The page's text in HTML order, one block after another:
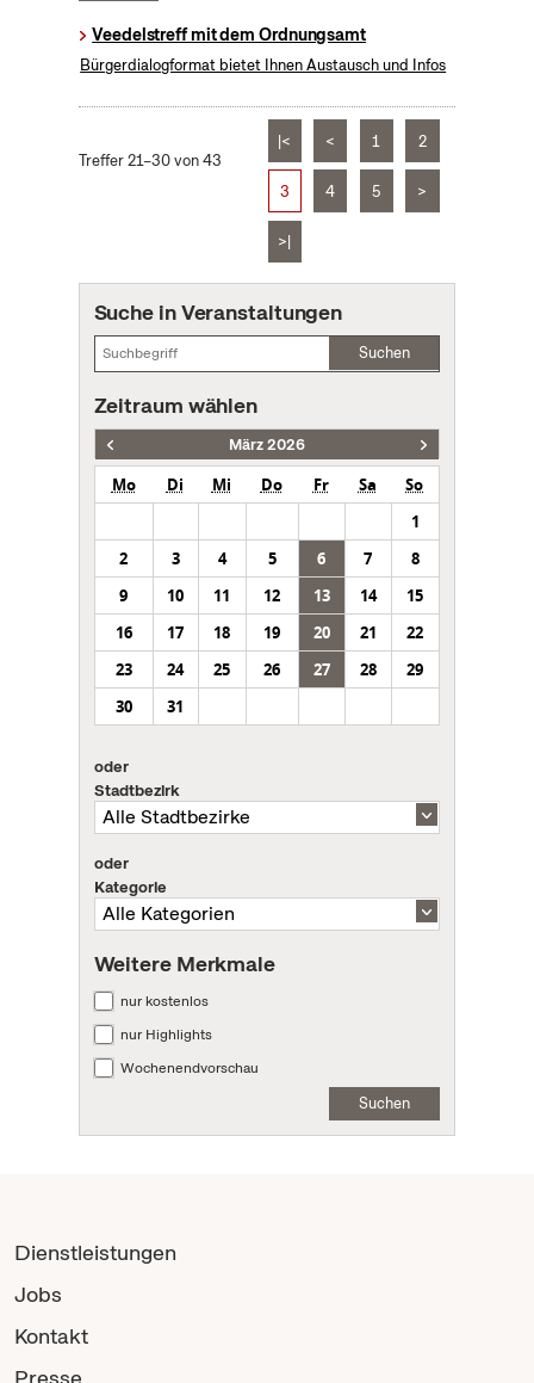
Veedelstreff mit dem Ordnungsamt
Bürgerdialogformat bietet Ihnen Austausch und Infos
Treffer 21–30 von 43
|< < 1 2
3 4 5 >
>|
Suche in Veranstaltungen
Suchen
Zeitraum wählen
März 2026
Mo Di Mi Do Fr Sa
So
1
2
3 4 5 6 7
8
9
10 11 12 13 14
15
16
17 18 19 20 21
22
23
24 25 26 27 28
29
30
31
oder
Stadtbezirk
oder
Kategorie
Weitere Merkmale
nur kostenlos
nur Highlights
Wochenendvorschau
Suchen
Dienstleistungen
Jobs
Kontakt
Presse